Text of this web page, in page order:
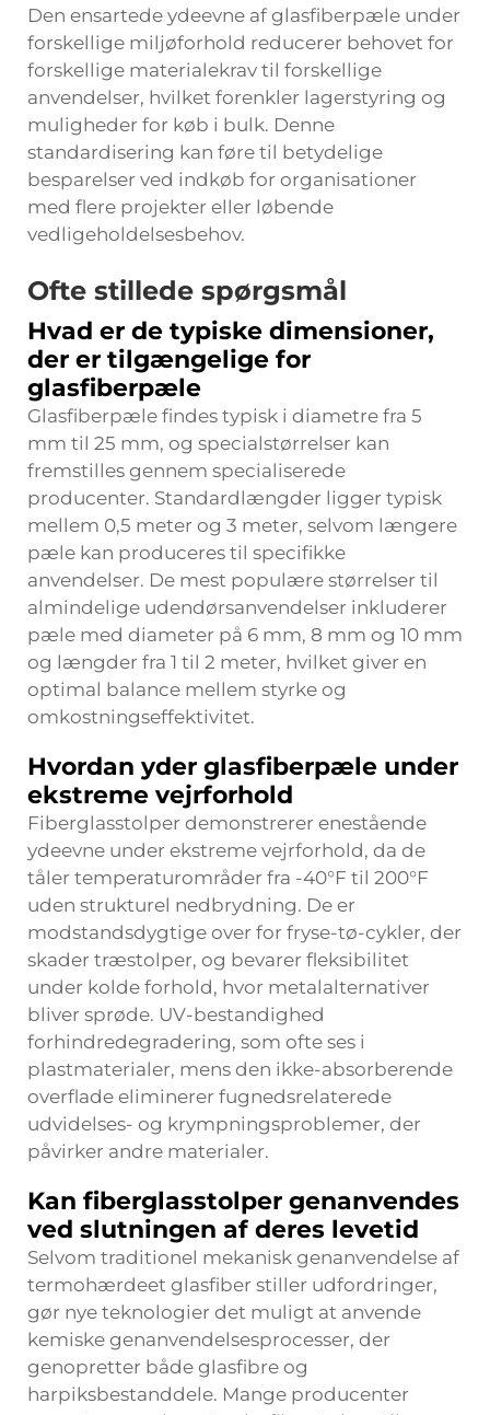
Den ensartede ydeevne af glasfiberpæle under
forskellige miljøforhold reducerer behovet for
forskellige materialekrav til forskellige
anvendelser, hvilket forenkler lagerstyring og
muligheder for køb i bulk. Denne
standardisering kan føre til betydelige
besparelser ved indkøb for organisationer
med flere projekter eller løbende
vedligeholdelsesbehov.
Ofte stillede spørgsmål
Hvad er de typiske dimensioner,
der er tilgængelige for
glasfiberpæle
Glasfiberpæle findes typisk i diametre fra 5
mm til 25 mm, og specialstørrelser kan
fremstilles gennem specialiserede
producenter. Standardlængder ligger typisk
mellem 0,5 meter og 3 meter, selvom længere
pæle kan produceres til specifikke
anvendelser. De mest populære størrelser til
almindelige udendørsanvendelser inkluderer
pæle med diameter på 6 mm, 8 mm og 10 mm
og længder fra 1 til 2 meter, hvilket giver en
optimal balance mellem styrke og
omkostningseffektivitet.
Hvordan yder glasfiberpæle under
ekstreme vejrforhold
Fiberglasstolper demonstrerer enestående
ydeevne under ekstreme vejrforhold, da de
tåler temperaturområder fra -40°F til 200°F
uden strukturel nedbrydning. De er
modstandsdygtige over for fryse-tø-cykler, der
skader træstolper, og bevarer fleksibilitet
under kolde forhold, hvor metalalternativer
bliver sprøde. UV-bestandighed
forhindredegradering, som ofte ses i
plastmaterialer, mens den ikke-absorberende
overflade eliminerer fugnedsrelaterede
udvidelses- og krympningsproblemer, der
påvirker andre materialer.
Kan fiberglasstolper genanvendes
ved slutningen af deres levetid
Selvom traditionel mekanisk genanvendelse af
termohærdeet glasfiber stiller udfordringer,
gør nye teknologier det muligt at anvende
kemiske genanvendelsesprocesser, der
genopretter både glasfibre og
harpiksbestanddele. Mange producenter